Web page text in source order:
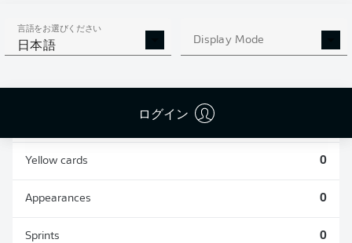
言語をお選びください
日本語 Display Mode
ログイン
AERIAL DUELS
WON
Yellow cards 0
Appearances 0
Sprints 0